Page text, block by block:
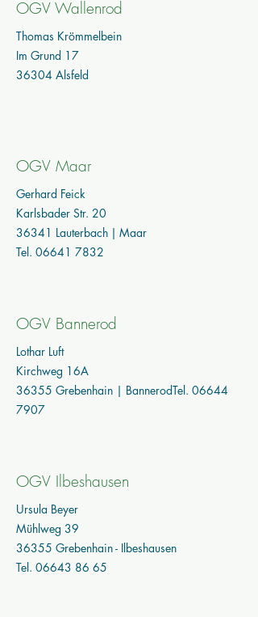
OGV Wallenrod
Thomas Krömmelbein
Im Grund 17
36304 Alsfeld
OGV Maar
Gerhard Feick
Karlsbader Str. 20
36341 Lauterbach | Maar
Tel. 06641 7832
OGV Bannerod
Lothar Luft
Kirchweg 16A
36355 Grebenhain | BannerodTel. 06644
7907
OGV Ilbeshausen
Ursula Beyer
Mühlweg 39
36355 Grebenhain - Ilbeshausen
Tel. 06643 86 65